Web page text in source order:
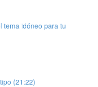
tema idóneo para tu
(21:22)